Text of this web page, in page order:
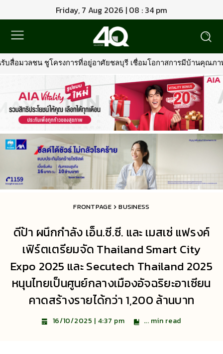
Friday, 7 Aug 2026 | 08 : 34 pm
อมโอกาสการมีบ้านคุณภาพ รองรับการเติบโตพื้นที่ EEC•พรูเด็
FRONTPAGE BUSINESS
ดีป้า ผนึกกำลัง เอ็น.ซี.ซี. และ เมสเซ่ แฟรงค์
เฟิร์ตเตรียมจัด Thailand Smart City
Expo 2025 และ Secutech Thailand 2025
หนุนไทยเป็นศูนย์กลางเมืองอัจฉริยะอาเซียน
คาดสร้างรายได้กว่า 1,200 ล้านบาท
16/10/2025 | 4:37 pm ... min read